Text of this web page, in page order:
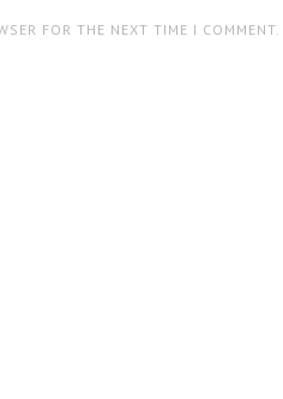
FOR THE NEXT TIME I COMMENT.